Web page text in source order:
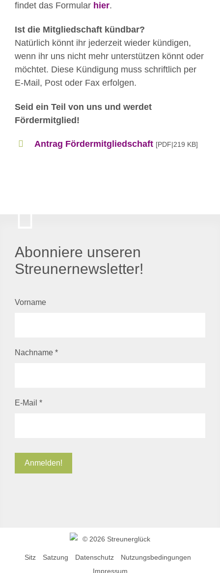
findet das Formular hier.
Ist die Mitgliedschaft kündbar?
Natürlich könnt ihr jederzeit wieder kündigen,
wenn ihr uns nicht mehr unterstützen könnt oder
möchtet. Diese Kündigung muss schriftlich per
E-Mail, Post oder Fax erfolgen.
Seid ein Teil von uns und werdet
Fördermitglied!
Antrag Fördermitgliedschaft [PDF|219 KB]
Abonniere unseren
Streunernewsletter!
Vorname
Nachname *
E-Mail *
© 2026 Streunerglück
Sitz Satzung Datenschutz
Nutzungsbedingungen
Impressum